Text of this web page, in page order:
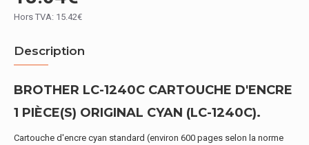
Hors TVA: 15.42€
Description
BROTHER LC-1240C CARTOUCHE D'ENCRE
1 PIÈCE(S) ORIGINAL CYAN (LC-1240C).
Cartouche d'encre cyan standard (environ 600 pages selon la norme